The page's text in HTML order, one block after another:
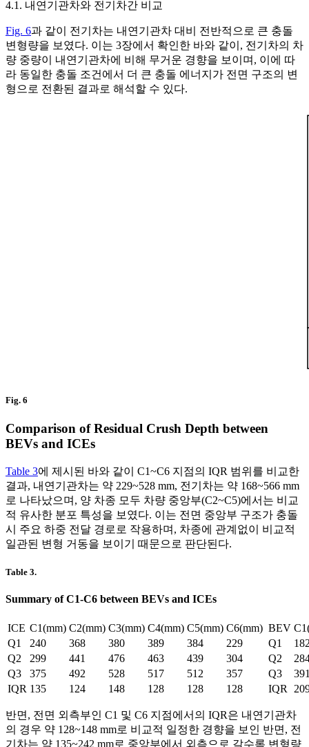
4.1. 내연기관차와 전기차간 비교
Fig. 6과 같이 전기차는 내연기관차 대비 전반적으로 큰 충돌
변형량을 보였다. 이는 3장에서 확인한 바와 같이, 전기차의 차
량 중량이 내연기관차에 비해 무거운 경향을 보이며, 이에 따
라 동일한 충돌 조건에서 더 큰 충돌 에너지가 전면 구조의 변
형으로 전환된 결과로 해석할 수 있다.
Fig. 6
Comparison of Residual Crush Depth between
BEVs and ICEs
Table 3에 제시된 바와 같이 C1~C6 지점의 IQR 범위를 비교한
결과, 내연기관차는 약 229~528 mm, 전기차는 약 168~566 mm
로 나타났으며, 양 차종 모두 차량 중앙부(C2~C5)에서는 비교
적 유사한 분포 특성을 보였다. 이는 전면 중앙부 구조가 충돌
시 주요 하중 전달 경로로 작용하며, 차종에 관계없이 비교적
일관된 변형 거동을 보이기 때문으로 판단된다.
Table 3.
Summary of C1-C6 between BEVs and ICEs
ICE C1(mm) C2(mm) C3(mm) C4(mm) C5(mm) C6(mm) BEV
Q1
240 368 380 389 384 229 Q1
Q2
299 441 476 463 439 304 Q2
Q3
375 492 528 517 512 357 Q3
IQR 135 124 148 128 128 128 IQR
반면, 전면 외측부인 C1 및 C6 지점에서의 IQR은 내연기관차
의 경우 약 128~148 mm로 비교적 일정한 경향을 보인 반면, 전
기차는 약 135~242 mm로 중앙부에서 외측으로 갈수록 변형량